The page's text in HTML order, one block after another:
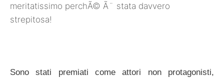
meritatissimo perchÃ© Ã¨ stata davvero
strepitosa!
Sono stati premiati come attori non protagonisti,